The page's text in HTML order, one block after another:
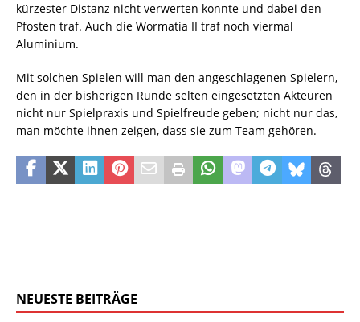
kürzester Distanz nicht verwerten konnte und dabei den
Pfosten traf. Auch die Wormatia II traf noch viermal
Aluminium.
Mit solchen Spielen will man den angeschlagenen Spielern,
den in der bisherigen Runde selten eingesetzten Akteuren
nicht nur Spielpraxis und Spielfreude geben; nicht nur das,
man möchte ihnen zeigen, dass sie zum Team gehören.
NEUESTE BEITRÄGE